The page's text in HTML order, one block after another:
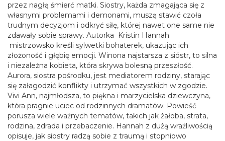
przez nagłą śmierć matki. Siostry, każda zmagająca się z
własnymi problemami i demonami, muszą stawić czoła
trudnym decyzjom i odkryć siłę, której nawet one same nie
zdawały sobie sprawy. Autorka Kristin Hannah
mistrzowsko kreśli sylwetki bohaterek, ukazując ich
złożoność i głębię emocji. Winona najstarsza z sióstr, to silna
i niezależna kobieta, która skrywa bolesną przeszłość.
Aurora, siostra pośrodku, jest mediatorem rodziny, starając
się załagodzić konflikty i utrzymać wszystkich w zgodzie.
Vivi Ann, najmłodsza, to piękna i marzycielska dziewczyna,
która pragnie uciec od rodzinnych dramatów. Powieść
porusza wiele ważnych tematów, takich jak żałoba, strata,
rodzina, zdrada i przebaczenie. Hannah z dużą wrażliwością
opisuje, jak siostry radzą sobie z traumą i stopniowo